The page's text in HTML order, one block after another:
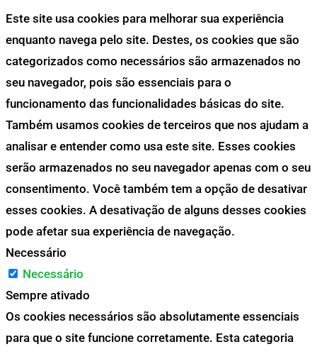
Este site usa cookies para melhorar sua experiência
enquanto navega pelo site. Destes, os cookies que são
categorizados como necessários são armazenados no
seu navegador, pois são essenciais para o
funcionamento das funcionalidades básicas do site.
Também usamos cookies de terceiros que nos ajudam a
analisar e entender como usa este site. Esses cookies
serão armazenados no seu navegador apenas com o seu
consentimento. Você também tem a opção de desativar
esses cookies. A desativação de alguns desses cookies
pode afetar sua experiência de navegação.
Necessário
Necessário
Sempre ativado
Os cookies necessários são absolutamente essenciais
para que o site funcione corretamente. Esta categoria